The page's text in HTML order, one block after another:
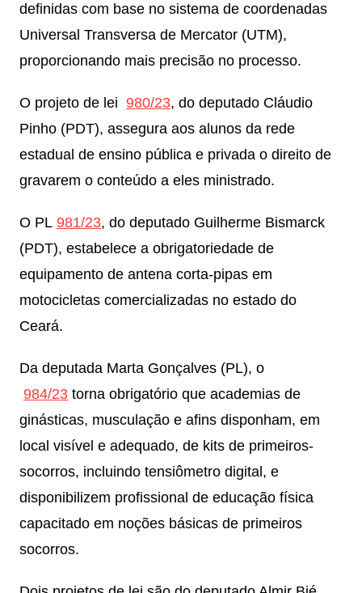
definidas com base no sistema de coordenadas
Universal Transversa de Mercator (UTM),
proporcionando mais precisão no processo.
O projeto de lei 980/23, do deputado Cláudio
Pinho (PDT), assegura aos alunos da rede
estadual de ensino pública e privada o direito de
gravarem o conteúdo a eles ministrado.
O PL 981/23, do deputado Guilherme Bismarck
(PDT), estabelece a obrigatoriedade de
equipamento de antena corta-pipas em
motocicletas comercializadas no estado do
Ceará.
Da deputada Marta Gonçalves (PL), o
984/23torna obrigatório que academias de
ginásticas, musculação e afins disponham, em
local visível e adequado, de kits de primeiros-
socorros, incluindo tensiômetro digital, e
disponibilizem profissional de educação física
capacitado em noções básicas de primeiros
socorros.